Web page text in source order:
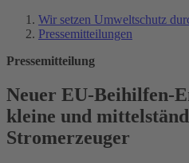
Wir setzen Umweltschutz
Pressemitteilungen
Pressemitteilung
Neuer EU-Beihilfen-
kleine und
Stromerzeuger